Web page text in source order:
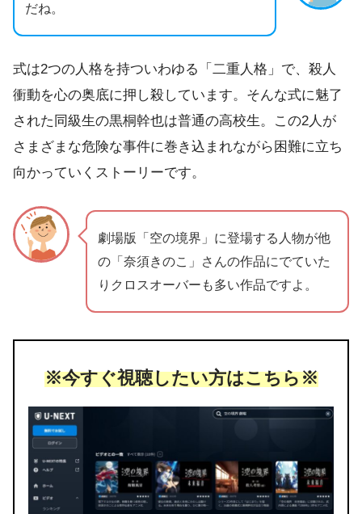
だね。
式は2つの人格を持ついわゆる「二重人格」で、殺人
衝動を心の奥底に押し殺しています。そんな式に魅了
された同級生の黒桐幹也は普通の高校生。この2人が
さまざまな危険な事件に巻き込まれながら困難に立ち
向かっていくストーリーです。
劇場版「空の境界」に登場する人物が他
の「奈須きのこ」さんの作品にでていた
りクロスオーバーも多い作品ですよ。
※今すぐ視聴したい方はこちら※